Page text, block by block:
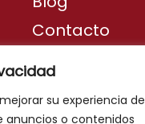
su experiencia de
anuncios o contenidos
Contacto